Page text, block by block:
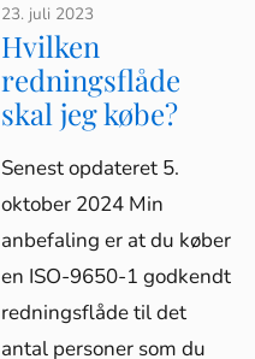
Hvilken
redningsflåde
skal jeg købe?
23. juli 2023
Senest opdateret 5.
oktober 2024 Min
anbefaling er at du køber
en ISO-9650-1 godkendt
redningsflåde til det
antal personer som du